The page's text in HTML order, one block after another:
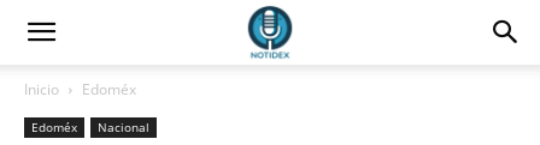
Inicio Edoméx
Edoméx Nacional